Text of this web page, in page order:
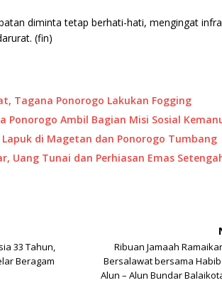
diminta tetap berhati-hati, mengingat
(fin)
Tagana Ponorogo Lakukan Fogging
Ponorogo Ambil Bagian Misi Sosial
di Magetan dan Ponorogo Tumbang
Uang Tunai dan Perhiasan Emas
33 Tahun,
Beragam
Ribuan Jamaah
Bersalawat bersama Habib
Alun – Alun Bundar